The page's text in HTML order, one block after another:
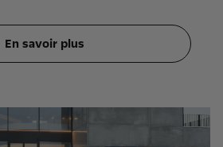
En savoir plus